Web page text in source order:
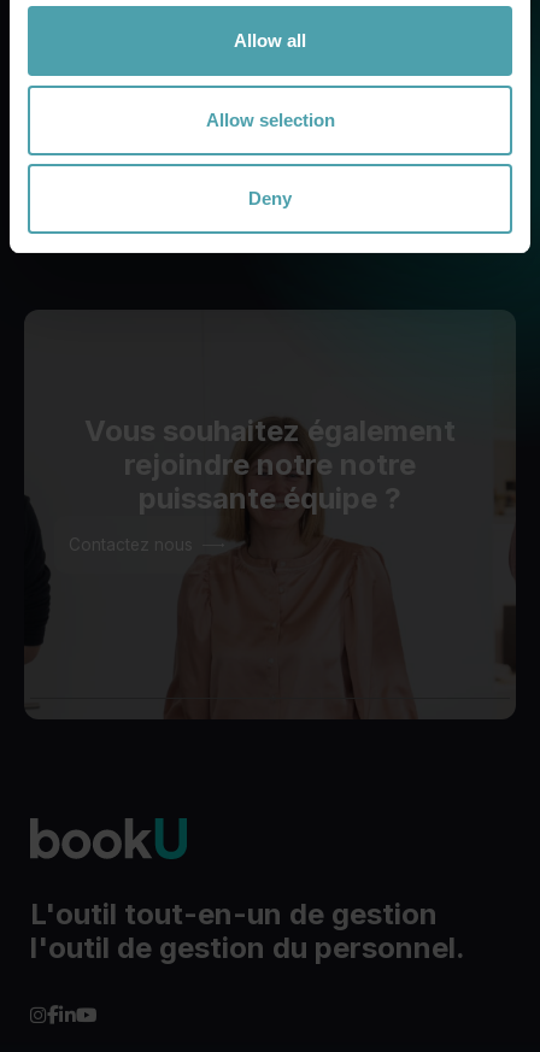
Allow all
Allow selection
Deny
Engagement
Appropriation
Vous souhaitez également
rejoindre notre notre
puissante équipe ?
Contactez nous
L'outil tout-en-un de gestion
l'outil de gestion du personnel.